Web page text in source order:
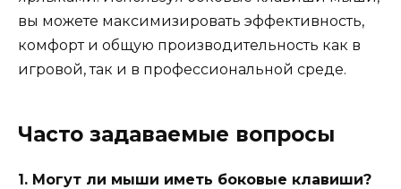
вы можете максимизировать эффективность,
комфорт и общую производительность как в
игровой, так и в профессиональной среде.
Часто задаваемые вопросы
1. Могут ли мыши иметь боковые клавиши?